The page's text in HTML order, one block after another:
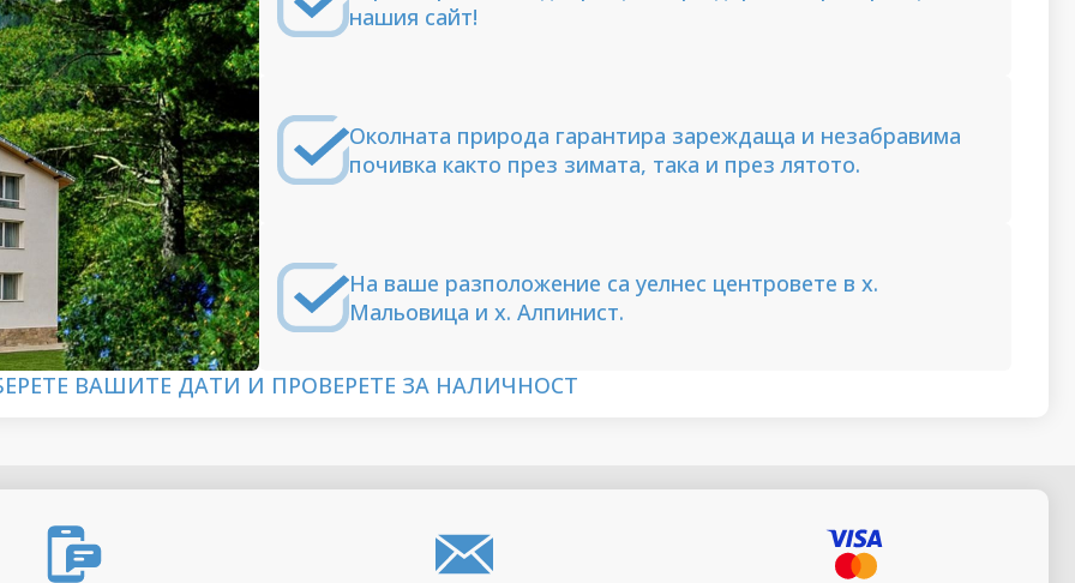
нашия сайт!
Околната природа гарантира зареждаща и незабравима
почивка както през зимата, така и през лятото.
На ваше разположение са уелнес центровете в х.
Мальовица и х. Алпинист.
ВАШИТЕ ДАТИ И ПРОВЕРЕТЕ ЗА НАЛИЧНОСТ